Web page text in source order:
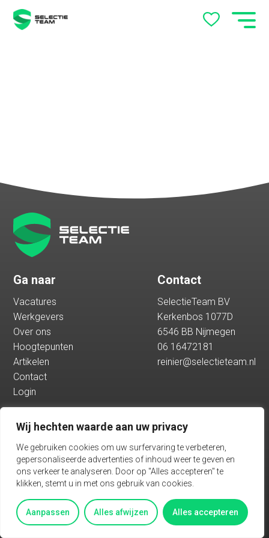
Wij hechten waarde aan uw privacy
We gebruiken cookies om uw surfervaring te verbeteren,
gepersonaliseerde advertenties of inhoud weer te geven en
ons verkeer te analyseren. Door op "Alles accepteren" te
klikken, stemt u in met ons gebruik van cookies.
Aanpassen Alles afwijzen Alles accepteren
met SelectieTeam
Werkgevers
Over ons
Hoogtepunten
Artikelen
Contact
Login
Vacatures
Ga naar
Vacatures
Werkgevers
Over ons
Hoogtepunten
Artikelen
Contact
Login
Contact
SelectieTeam BV
Kerkenbos 1077D
6546 BB Nijmegen
06 16472181
reinier@selectieteam.nl
Algemene voorwaarden
Privacy